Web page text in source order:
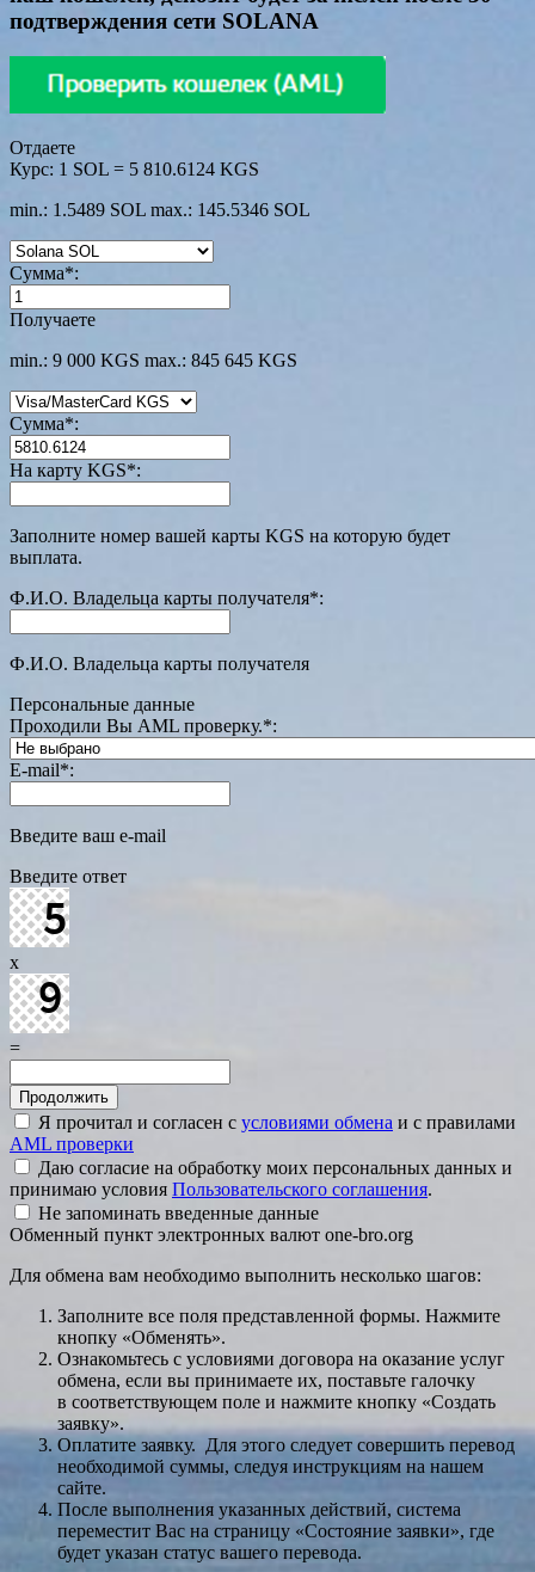
подтверждения сети SOLANA
Отдаете
Курс: 1 SOL = 5 810.6124 KGS
min.: 1.5489 SOL max.: 145.5346 SOL
Сумма*:
Получаете
min.: 9 000 KGS max.: 845 645 KGS
Сумма*:
На карту KGS*:
Заполните номер вашей карты KGS на которую будет
выплата.
Ф.И.О. Владельца карты получателя*:
Ф.И.О. Владельца карты получателя
Персональные данные
Проходили Вы AML проверку.*:
E-mail*:
Введите ваш e-mail
Введите ответ
x
=
Я прочитал и согласен с условиями обмена и с правилами
AML проверки
Даю согласие на обработку моих персональных данных и
принимаю условия Пользовательского соглашения.
Не запоминать введенные данные
Обменный пункт электронных валют one-bro.org
Для обмена вам необходимо выполнить несколько шагов:
Заполните все поля представленной формы. Нажмите
кнопку «Обменять».
Ознакомьтесь с условиями договора на оказание услуг
обмена, если вы принимаете их, поставьте галочку
в соответствующем поле и нажмите кнопку «Создать
заявку».
Оплатите заявку. Для этого следует совершить перевод
необходимой суммы, следуя инструкциям на нашем
сайте.
После выполнения указанных действий, система
переместит Вас на страницу «Состояние заявки», где
будет указан статус вашего перевода.